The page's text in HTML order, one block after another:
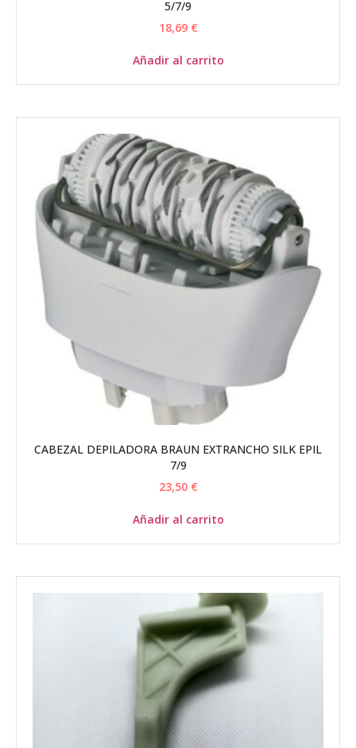
5/7/9
18,69 €
Añadir al carrito
CABEZAL DEPILADORA BRAUN EXTRANCHO SILK EPIL
7/9
23,50 €
Añadir al carrito